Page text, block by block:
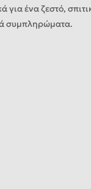
για ένα ζεστό,
συμπληρώματα.